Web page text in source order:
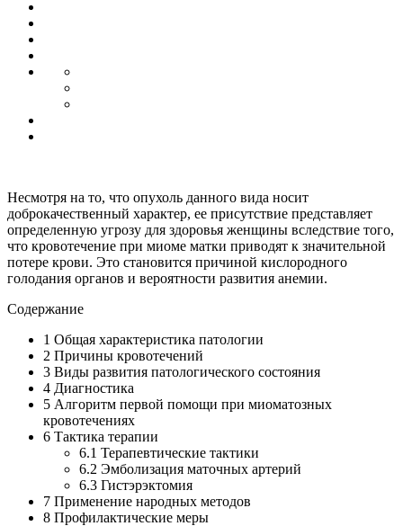
Несмотря на то, что опухоль данного вида носит
доброкачественный характер, ее присутствие представляет
определенную угрозу для здоровья женщины вследствие того,
что кровотечение при миоме матки приводят к значительной
потере крови. Это становится причиной кислородного
голодания органов и вероятности развития анемии.
Содержание
1 Общая характеристика патологии
2 Причины кровотечений
3 Виды развития патологического состояния
4 Диагностика
5 Алгоритм первой помощи при миоматозных
кровотечениях
6 Тактика терапии
6.1 Терапевтические тактики
6.2 Эмболизация маточных артерий
6.3 Гистэрэктомия
7 Применение народных методов
8 Профилактические меры